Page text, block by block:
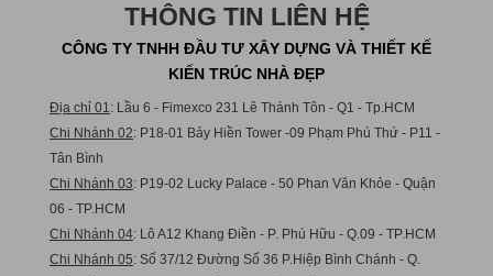
THÔNG TIN LIÊN HỆ
CÔNG TY TNHH ĐẦU TƯ XÂY DỰNG VÀ THIẾT KẾ
KIẾN TRÚC NHÀ ĐẸP
Địa chỉ 01 : Lầu 6 - Fimexco 231 Lê Thánh Tôn - Q1 - Tp.HCM
Chi Nhánh 02: P18-01 Bảy Hiền Tower -09 Phạm Phú Thứ - P11 -
Tân Bình
Chi Nhánh 03: P19-02 Lucky Palace - 50 Phan Văn Khỏe - Quận
06 - TP.HCM
Chi Nhánh 04: Lô A12 Khang Điền - P. Phú Hữu - Q.09 - TP.HCM
Chi Nhánh 05: Số 37/12 Đường Số 36 P.Hiệp Bình Chánh - Q.